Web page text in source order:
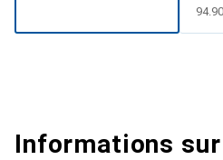
CHF
94.90
Informations